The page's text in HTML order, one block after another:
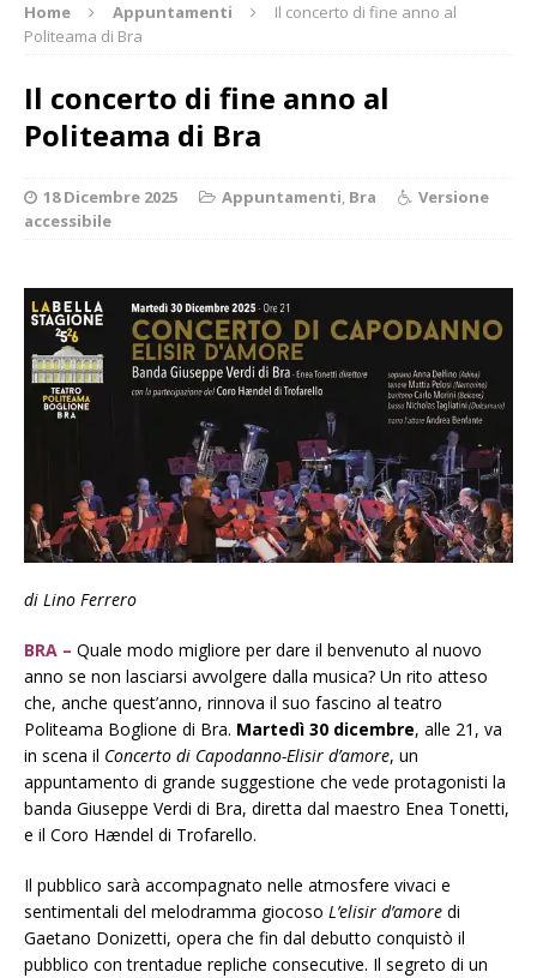
Home Appuntamenti
Il concerto di fine anno al
Politeama di Bra
Il concerto di fine anno al
Politeama di Bra
18 Dicembre 2025 Appuntamenti, Bra
Versione
accessibile
di Lino Ferrero
BRA – Quale modo migliore per dare il benvenuto al nuovo
anno se non lasciarsi avvolgere dalla musica? Un rito atteso
che, anche quest’anno, rinnova il suo fascino al teatro
Politeama Boglione di Bra. Martedì 30 dicembre, alle 21, va
in scena il Concerto di Capodanno-Elisir d’amore, un
appuntamento di grande suggestione che vede protagonisti la
banda Giuseppe Verdi di Bra, diretta dal maestro Enea Tonetti,
e il Coro Hændel di Trofarello.
Il pubblico sarà accompagnato nelle atmosfere vivaci e
sentimentali del melodramma giocoso L’elisir d’amore di
Gaetano Donizetti, opera che fin dal debutto conquistò il
pubblico con trentadue repliche consecutive. Il segreto di un